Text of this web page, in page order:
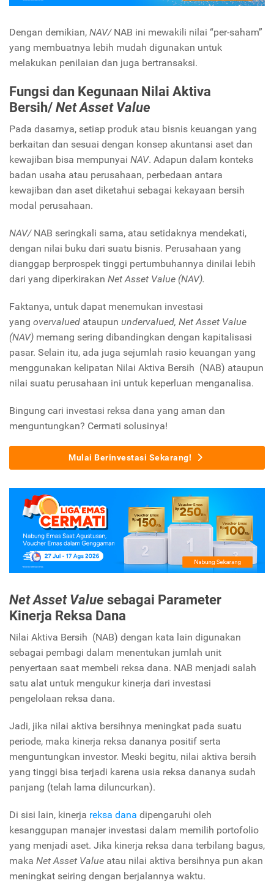
Dengan demikian, NAV/ NAB ini mewakili nilai “per-saham”
yang membuatnya lebih mudah digunakan untuk
melakukan penilaian dan juga bertransaksi.
Fungsi dan Kegunaan Nilai Aktiva
Bersih/Net Asset Value
Pada dasarnya, setiap produk atau bisnis keuangan yang
berkaitan dan sesuai dengan konsep akuntansi aset dan
kewajiban bisa mempunyai NAV. Adapun dalam konteks
badan usaha atau perusahaan, perbedaan antara
kewajiban dan aset diketahui sebagai kekayaan bersih
modal perusahaan.
NAV/ NAB seringkali sama, atau setidaknya mendekati,
dengan nilai buku dari suatu bisnis. Perusahaan yang
dianggap berprospek tinggi pertumbuhannya dinilai lebih
dari yang diperkirakan Net Asset Value (NAV).
Faktanya, untuk dapat menemukan investasi
yang overvalued ataupun undervalued, Net Asset Value
(NAV) memang sering dibandingkan dengan kapitalisasi
pasar. Selain itu, ada juga sejumlah rasio keuangan yang
menggunakan kelipatan Nilai Aktiva Bersih (NAB) ataupun
nilai suatu perusahaan ini untuk keperluan menganalisa.
Bingung cari investasi reksa dana yang aman dan
menguntungkan? Cermati solusinya!
Mulai Berinvestasi Sekarang!
Net Asset Value sebagai Parameter
Kinerja Reksa Dana
Nilai Aktiva Bersih (NAB) dengan kata lain digunakan
sebagai pembagi dalam menentukan jumlah unit
penyertaan saat membeli reksa dana. NAB menjadi salah
satu alat untuk mengukur kinerja dari investasi
pengelolaan reksa dana.
Jadi, jika nilai aktiva bersihnya meningkat pada suatu
periode, maka kinerja reksa dananya positif serta
menguntungkan investor. Meski begitu, nilai aktiva bersih
yang tinggi bisa terjadi karena usia reksa dananya sudah
panjang (telah lama diluncurkan).
Di sisi lain, kinerja reksa dana dipengaruhi oleh
kesanggupan manajer investasi dalam memilih portofolio
yang menjadi aset. Jika kinerja reksa dana terbilang bagus,
maka Net Asset Value atau nilai aktiva bersihnya pun akan
meningkat seiring dengan berjalannya waktu.